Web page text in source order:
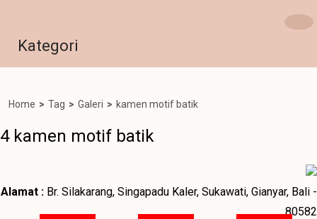
Kategori
Home > Tag > Galeri > kamen motif batik
4 kamen motif batik
Alamat : Br. Silakarang, Singapadu Kaler, Sukawati, Gianyar, Bali -
80582